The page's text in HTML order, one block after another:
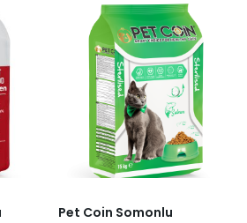
Pet Coin Somonlu